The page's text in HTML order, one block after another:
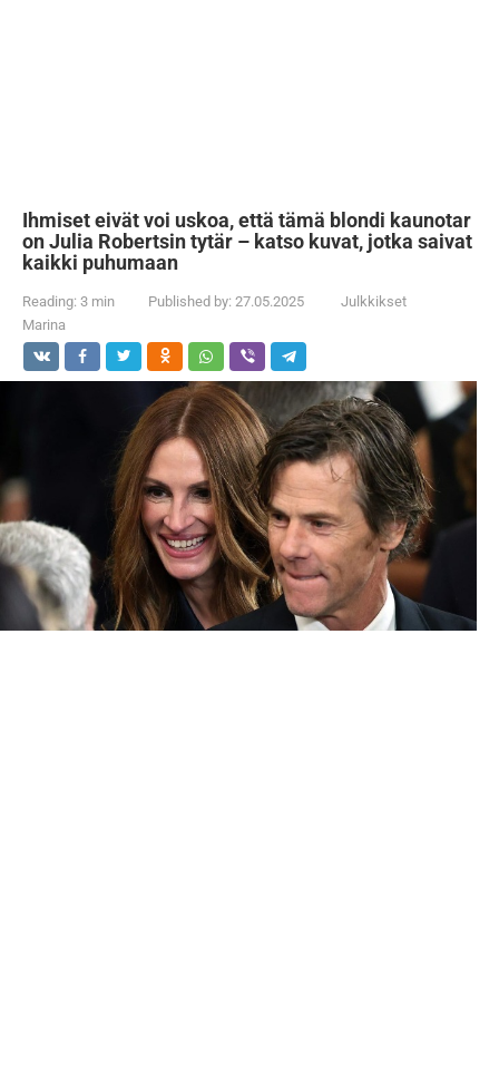
Ihmiset eivät voi uskoa, että tämä blondi kaunotar
on Julia Robertsin tytär – katso kuvat, jotka saivat
kaikki puhumaan
Reading: 3 min Published by: 27.05.2025
Julkkikset
Marina